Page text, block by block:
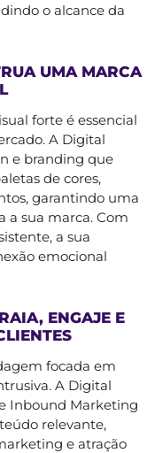
o alcance da
UMA MARCA
forte é essencial
A Digital
e branding que
de cores,
garantindo uma
a sua marca. Com
a sua
emocional
ENGAJE E
focada em
A Digital
Inbound Marketing
relevante,
e atração